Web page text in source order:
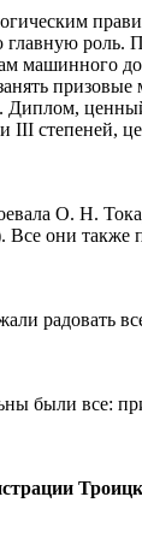
главную роль.
машинного
призовые
Диплом,
III степеней,
О. Н.
Все они
радовать
были все: